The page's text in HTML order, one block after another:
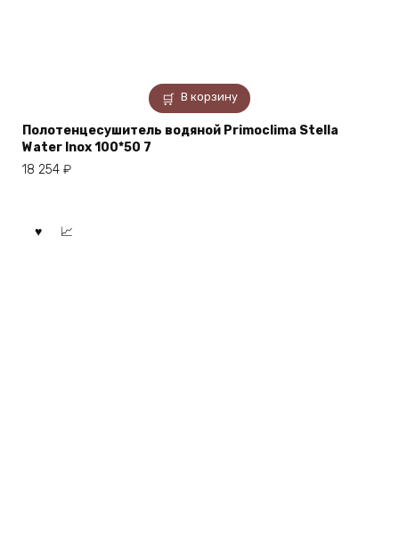
В корзину
Полотенцесушитель водяной Primoclima Stella
Water Inox 100*50 7
18 254 ₽